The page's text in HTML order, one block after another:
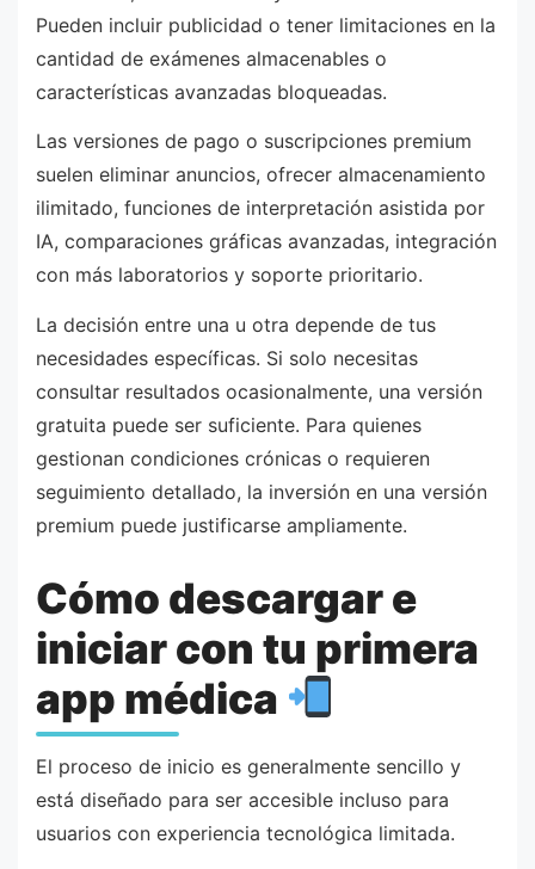
Pueden incluir publicidad o tener limitaciones en la
cantidad de exámenes almacenables o
características avanzadas bloqueadas.
Las versiones de pago o suscripciones premium
suelen eliminar anuncios, ofrecer almacenamiento
ilimitado, funciones de interpretación asistida por
IA, comparaciones gráficas avanzadas, integración
con más laboratorios y soporte prioritario.
La decisión entre una u otra depende de tus
necesidades específicas. Si solo necesitas
consultar resultados ocasionalmente, una versión
gratuita puede ser suficiente. Para quienes
gestionan condiciones crónicas o requieren
seguimiento detallado, la inversión en una versión
premium puede justificarse ampliamente.
Cómo descargar e
iniciar con tu primera
app médica
El proceso de inicio es generalmente sencillo y
está diseñado para ser accesible incluso para
usuarios con experiencia tecnológica limitada.